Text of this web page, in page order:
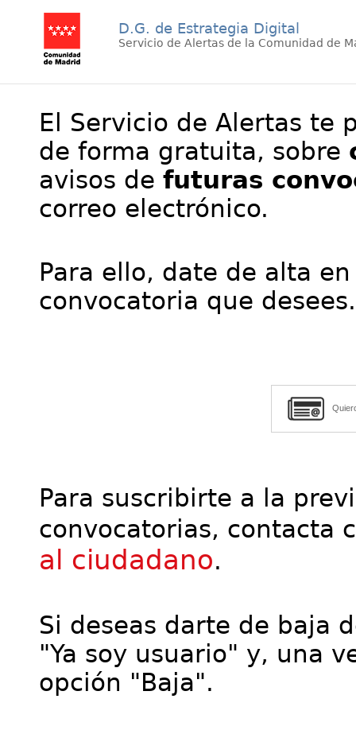
D.G. de Estrategia Digital
Servicio de Alertas de la Comunidad de
El Servicio de Alertas te
de forma gratuita, sobre
avisos de futuras
correo electrónico.
Para ello, date de alta
convocatoria que desees.
Para suscribirte a la
convocatorias, contacta
al ciudadano.
Si deseas darte de baja
"Ya soy usuario" y, una
opción "Baja".